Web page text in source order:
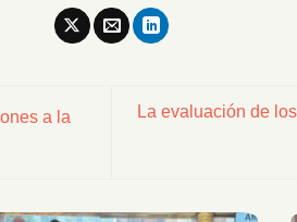
a la
La evaluación de